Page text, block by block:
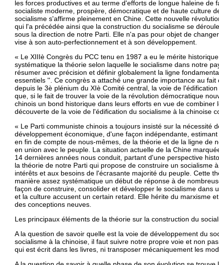
les forces productives et au terme d'efforts de longue haleine de
socialiste moderne, prospère, démocratique et de haute culture
socialisme s'affirme pleinement en Chine. Cette nouvelle
qui l'a précédée ainsi que la construction du socialisme se
sous la direction de notre Parti. Elle n'a pas pour objet de
vise à son auto-perfectionnement et à son développement.
« Le XIIIè Congrès du PCC tenu en 1987 a eu le mérite
systématique la théorie selon laquelle le socialisme dans notre
résumer avec précision et définir globalement la ligne
essentiels ''. Ce congrès a attaché une grande importance au
depuis le 3è plénium du XIè Comité central, la voie de
que, si le fait de trouver la voie de la révolution démocratique
chinois un bond historique dans leurs efforts en vue de combiner
découverte de la voie de l'édification du socialisme à la chinoise
« Le Parti communiste chinois a toujours insisté sur la nécessité
développement économique, d'une façon indépendante,
en fin de compte de nous-mêmes, de la théorie et de la ligne de
en union avec le peuple. La situation actuelle de la Chine
14 dernières années nous conduit, partant d'une perspective
la théorie de notre Parti qui propose de construire un socialisme
intérêts et aux besoins de l'écrasante majorité du peuple. Cette
manière assez systématique un début de réponse à de
façon de construire, consolider et développer le socialisme dans
et la culture accusent un certain retard. Elle hérite du marxisme
des conceptions neuves.
Les principaux éléments de la théorie sur la construction du
A la question de savoir quelle est la voie de développement du
socialisme à la chinoise, il faut suivre notre propre voie et non
qui est écrit dans les livres, ni transposer mécaniquement les